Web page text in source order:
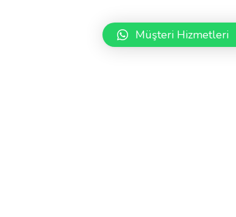
Müşteri Hizmetleri